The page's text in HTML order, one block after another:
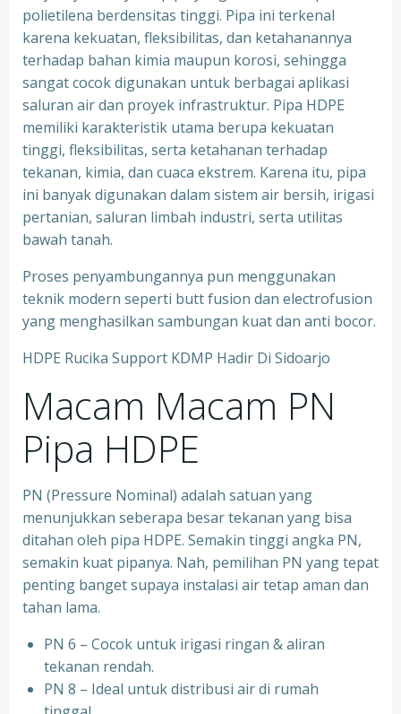
polietilena berdensitas tinggi. Pipa ini terkenal
karena kekuatan, fleksibilitas, dan ketahanannya
terhadap bahan kimia maupun korosi, sehingga
sangat cocok digunakan untuk berbagai aplikasi
saluran air dan proyek infrastruktur. Pipa HDPE
memiliki karakteristik utama berupa kekuatan
tinggi, fleksibilitas, serta ketahanan terhadap
tekanan, kimia, dan cuaca ekstrem. Karena itu, pipa
ini banyak digunakan dalam sistem air bersih, irigasi
pertanian, saluran limbah industri, serta utilitas
bawah tanah.
Proses penyambungannya pun menggunakan
teknik modern seperti butt fusion dan electrofusion
yang menghasilkan sambungan kuat dan anti bocor.
HDPE Rucika Support KDMP Hadir Di Sidoarjo
Macam Macam PN
Pipa HDPE
PN (Pressure Nominal) adalah satuan yang
menunjukkan seberapa besar tekanan yang bisa
ditahan oleh pipa HDPE. Semakin tinggi angka PN,
semakin kuat pipanya. Nah, pemilihan PN yang tepat
penting banget supaya instalasi air tetap aman dan
tahan lama.
PN 6 – Cocok untuk irigasi ringan & aliran
tekanan rendah.
PN 8 – Ideal untuk distribusi air di rumah